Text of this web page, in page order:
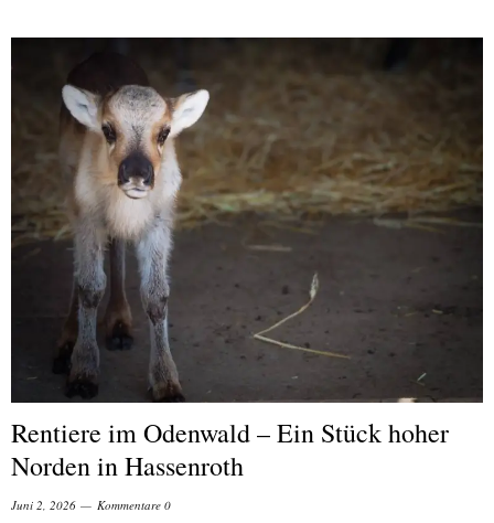
Rentiere im Odenwald – Ein Stück hoher
Norden in Hassenroth
Juni 2, 2026 Kommentare 0